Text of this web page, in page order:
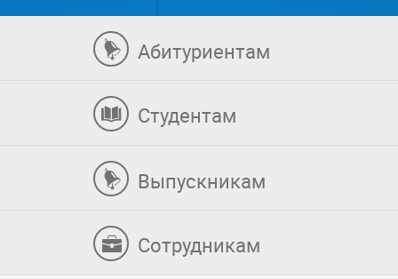
Абитуриентам
Студентам
Выпускникам
Сотрудникам